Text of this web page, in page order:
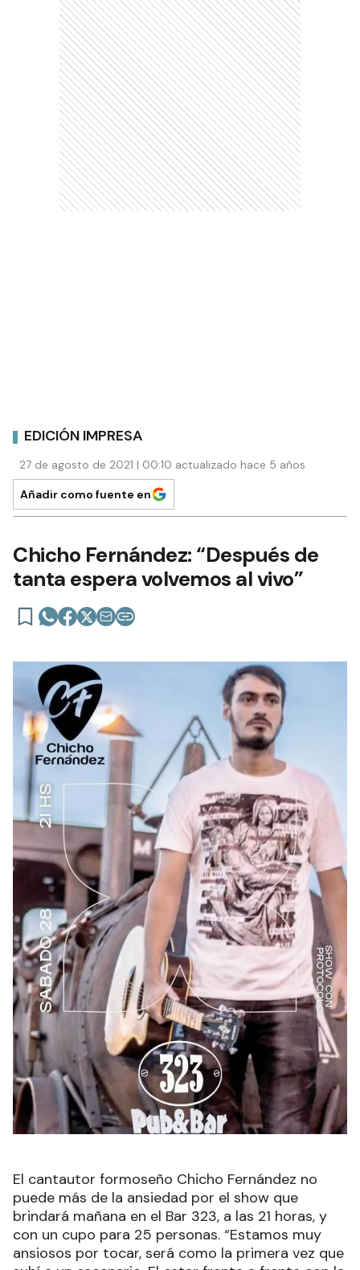
EDICIÓN IMPRESA
27 de agosto de 2021 | 00:10 actualizado hace 5 años
Añadir como fuente en
Chicho Fernández: “Después de
tanta espera volvemos al vivo”
El cantautor formoseño Chicho Fernández no
puede más de la ansiedad por el show que
brindará mañana en el Bar 323, a las 21 horas, y
con un cupo para 25 personas. “Estamos muy
ansiosos por tocar, será como la primera vez que